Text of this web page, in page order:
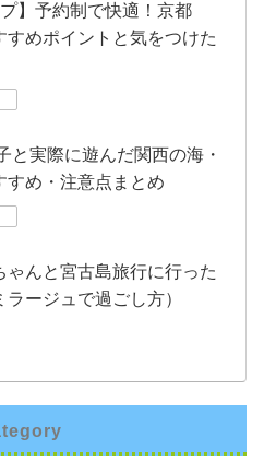
】予約制で快適！京都
すめポイントと気をつけた
と実際に遊んだ関西の海・
すめ・注意点まとめ
んと宮古島旅行に行った
ージュで過ごし方）